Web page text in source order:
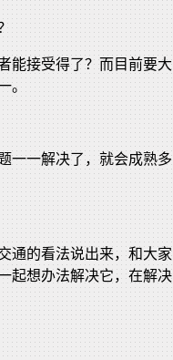
能接受得了？而目前要大
。
一一解决了，就会成熟多
通的看法说出来，和大家
起想办法解决它，在解决